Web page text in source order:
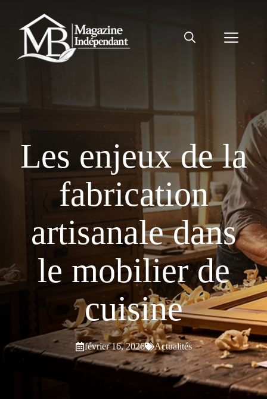
contenu
Les enjeux de la
fabrication
artisanale dans
le mobilier de
cuisine
février 16, 2026 Actualités